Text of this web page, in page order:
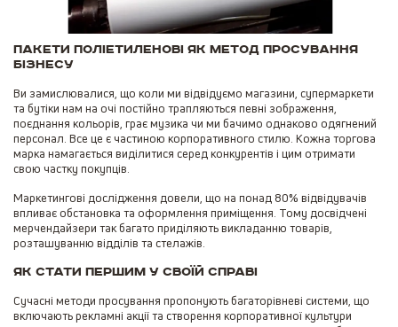
Пакети поліетиленові як метод просування
бізнесу
Ви замислювалися, що коли ми відвідуємо магазини, супермаркети
та бутіки нам на очі постійно трапляються певні зображення,
поєднання кольорів, грає музика чи ми бачимо однаково одягнений
персонал. Все це є частиною корпоративного стилю. Кожна торгова
марка намагається виділитися серед конкурентів і цим отримати
свою частку покупців.
Маркетингові дослідження довели, що на понад 80% відвідувачів
впливає обстановка та оформлення приміщення. Тому досвідчені
мерчендайзери так багато приділяють викладанню товарів,
розташуванню відділів та стелажів.
Як стати першим у своїй справі
Сучасні методи просування пропонують багаторівневі системи, що
включають рекламні акції та створення корпоративної культури